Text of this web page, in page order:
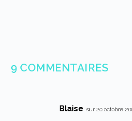
9 COMMENTAIRES
Blaise sur 20 octobre